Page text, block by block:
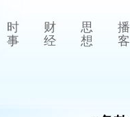
时
事
财
经
思
想
播
客